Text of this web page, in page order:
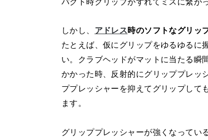
しかし、 アドレス時のソフトなグリッ
たとえば、仮にグリップをゆるゆるに
い。クラブヘッドがマットに当たる瞬
かかった時、反射的にグリッププレッ
ププレッシャーを抑えてグリップして
ます。
グリッププレッシャーが強くなってい